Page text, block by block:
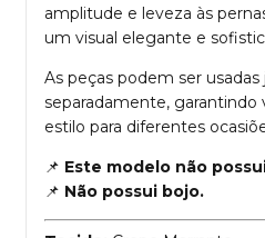
amplitude e leveza às
um visual elegante e
As peças podem ser usadas
separadamente, garantindo
estilo para diferentes
📌 Este modelo não
📌 Não possui bojo.